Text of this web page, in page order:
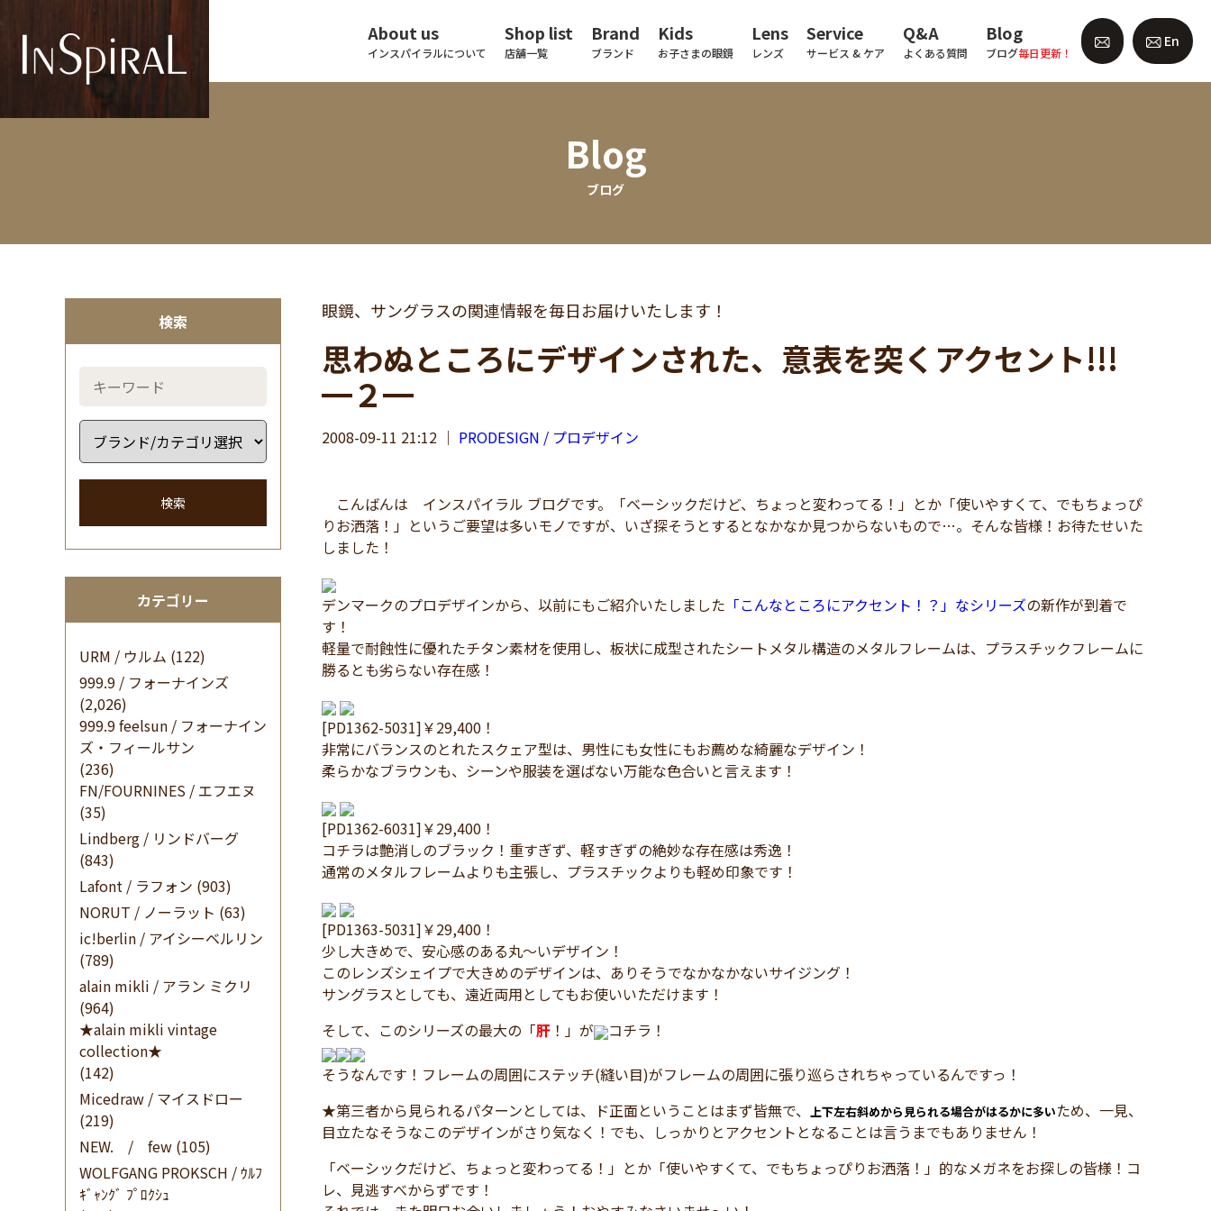
About us
インスパイラルについて
Shop list
店舗一覧
Brand
ブランド
Kids
お子さまの眼鏡
Lens
レンズ
Service
サービス & ケア
Q&A
よくある質問
Blog
ブログ毎日更新！
En
Blog
ブログ
検索
検索
カテゴリー
URM / ウルム (122)
999.9 / フォーナインズ
(2,026)
999.9 feelsun / フォーナイン
ズ・フィールサン
(236)
FN/FOURNINES / エフエヌ
(35)
Lindberg / リンドバーグ
(843)
Lafont / ラフォン (903)
NORUT / ノーラット (63)
ic!berlin / アイシーベルリン
(789)
alain mikli / アラン ミクリ
(964)
★alain mikli vintage
collection★
(142)
Micedraw / マイスドロー
(219)
NEW. / few (105)
WOLFGANG PROKSCH / ｳﾙﾌ
ｷﾞｬﾝｸﾞ ﾌﾟﾛｸｼｭ
眼鏡、サングラスの関連情報を毎日お届けいたします！
思わぬところにデザインされた、意表を突くアクセント!!!
━２━
2008-09-11 21:12 ｜ PRODESIGN / プロデザイン
こんばんは インスパイラル ブログです。「ベーシックだけど、ちょっと変わってる！」とか「使いやすくて、でもちょっぴ
りお洒落！」というご要望は多いモノですが、いざ探そうとするとなかなか見つからないもので…。そんな皆様！お待たせいた
しました！
デンマークのプロデザインから、以前にもご紹介いたしました 「こんなところにアクセント！？」なシリーズの新作が到着で
す！
軽量で耐蝕性に優れたチタン素材を使用し、板状に成型されたシートメタル構造のメタルフレームは、プラスチックフレームに
勝るとも劣らない存在感！
[PD1362-5031]￥29,400！
非常にバランスのとれたスクェア型は、男性にも女性にもお薦めな綺麗なデザイン！
柔らかなブラウンも、シーンや服装を選ばない万能な色合いと言えます！
[PD1362-6031]￥29,400！
コチラは艶消しのブラック！重すぎず、軽すぎずの絶妙な存在感は秀逸！
通常のメタルフレームよりも主張し、プラスチックよりも軽め印象です！
[PD1363-5031]￥29,400！
少し大きめで、安心感のある丸～いデザイン！
このレンズシェイプで大きめのデザインは、ありそうでなかなかないサイジング！
サングラスとしても、遠近両用としてもお使いいただけます！
そして、このシリーズの最大の「肝 ！」が コチラ！
そうなんです！フレームの周囲にステッチ(縫い目)がフレームの周囲に張り巡らされちゃっているんですっ！
★第三者から見られるパターンとしては、ド正面ということはまず皆無で、 上下左右斜めから見られる場合がはるかに多いため、一見、
目立たなそうなこのデザインがさり気なく！でも、しっかりとアクセントとなることは言うまでもありません！
「ベーシックだけど、ちょっと変わってる！」とか「使いやすくて、でもちょっぴりお洒落！」的なメガネをお探しの皆様！コ
レ、見逃すべからずです！